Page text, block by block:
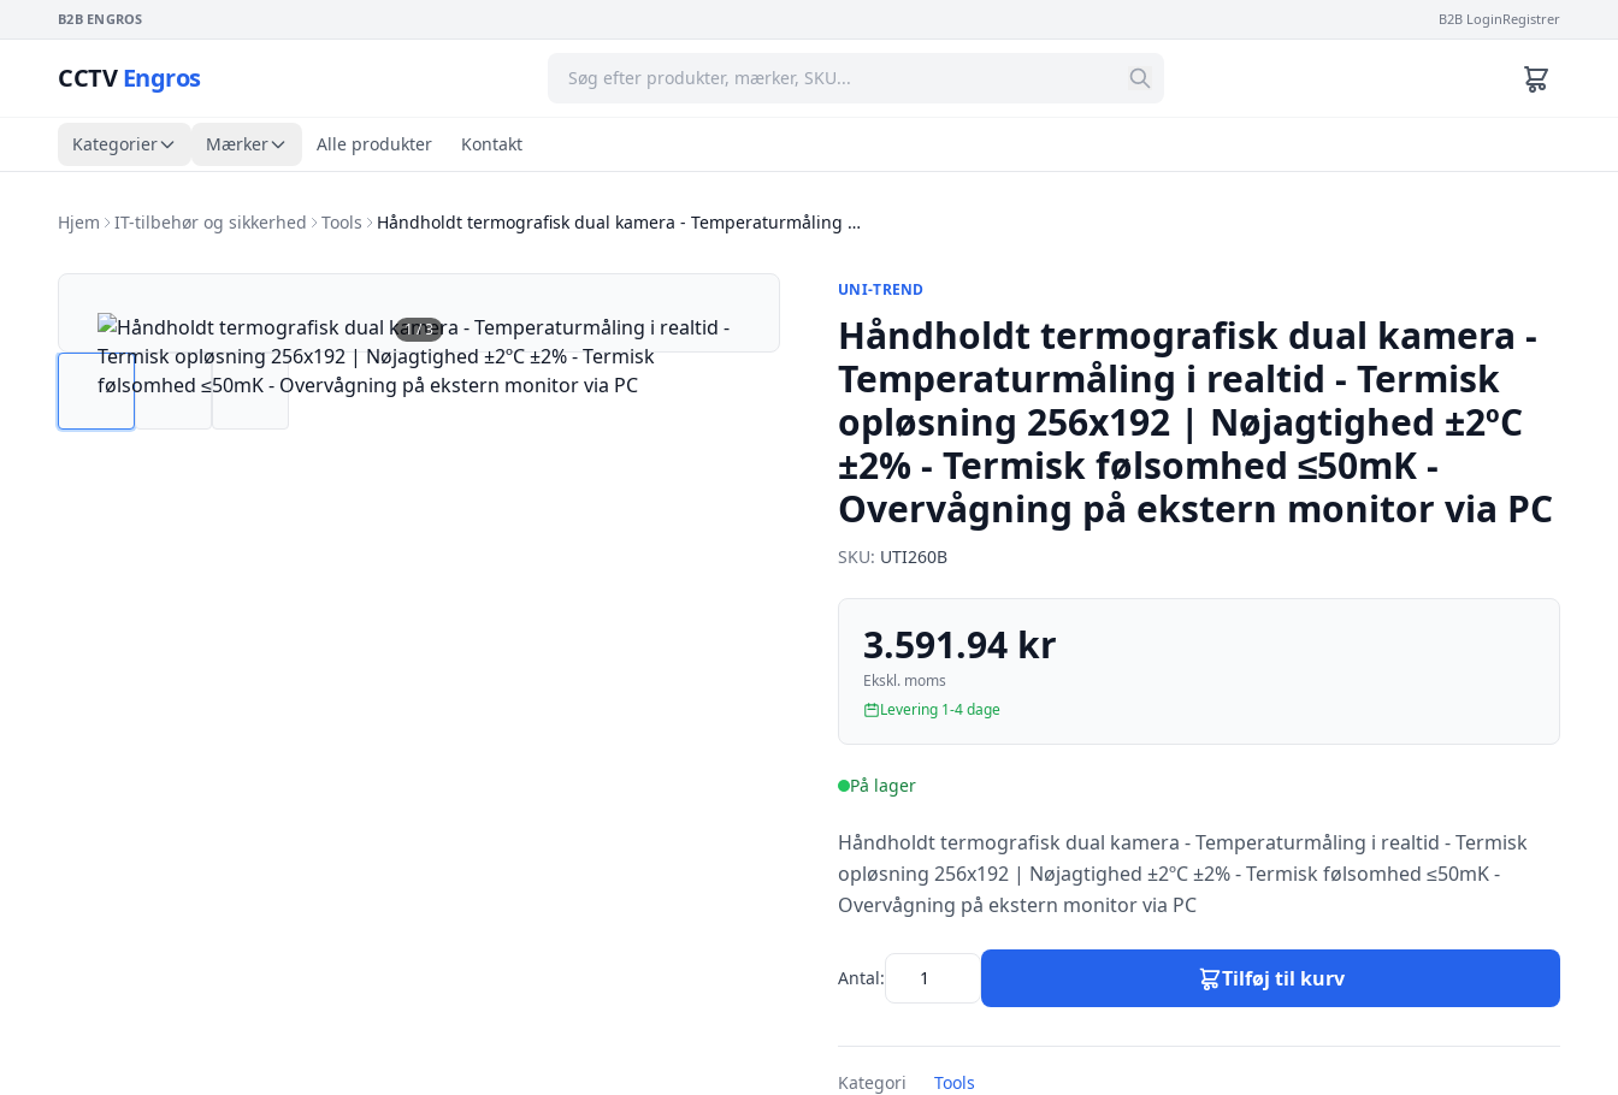
B2B ENGROS B2B LoginRegistrer
CCTVEngros
Kategorier Mærker Alle produkter Kontakt
Hjem IT-tilbehør og sikkerhed Tools Håndholdt termografisk dual kamera - Temperaturmåling …
1/3
UNI-TREND
Håndholdt termografisk dual kamera -
Temperaturmåling i realtid - Termisk
opløsning 256x192 | Nøjagtighed ±2ºC
±2% - Termisk følsomhed ≤50mK -
Overvågning på ekstern monitor via PC
SKU: UTI260B
3.591.94 kr
Ekskl. moms
Levering 1-4 dage
På lager
Håndholdt termografisk dual kamera - Temperaturmåling i realtid - Termisk
opløsning 256x192 | Nøjagtighed ±2ºC ±2% - Termisk følsomhed ≤50mK -
Overvågning på ekstern monitor via PC
Antal: Tilføj til kurv
Kategori
Tools